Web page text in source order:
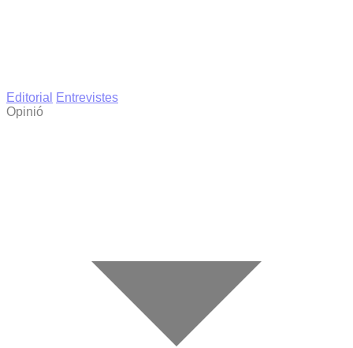
Editorial
Entrevistes
Opinió